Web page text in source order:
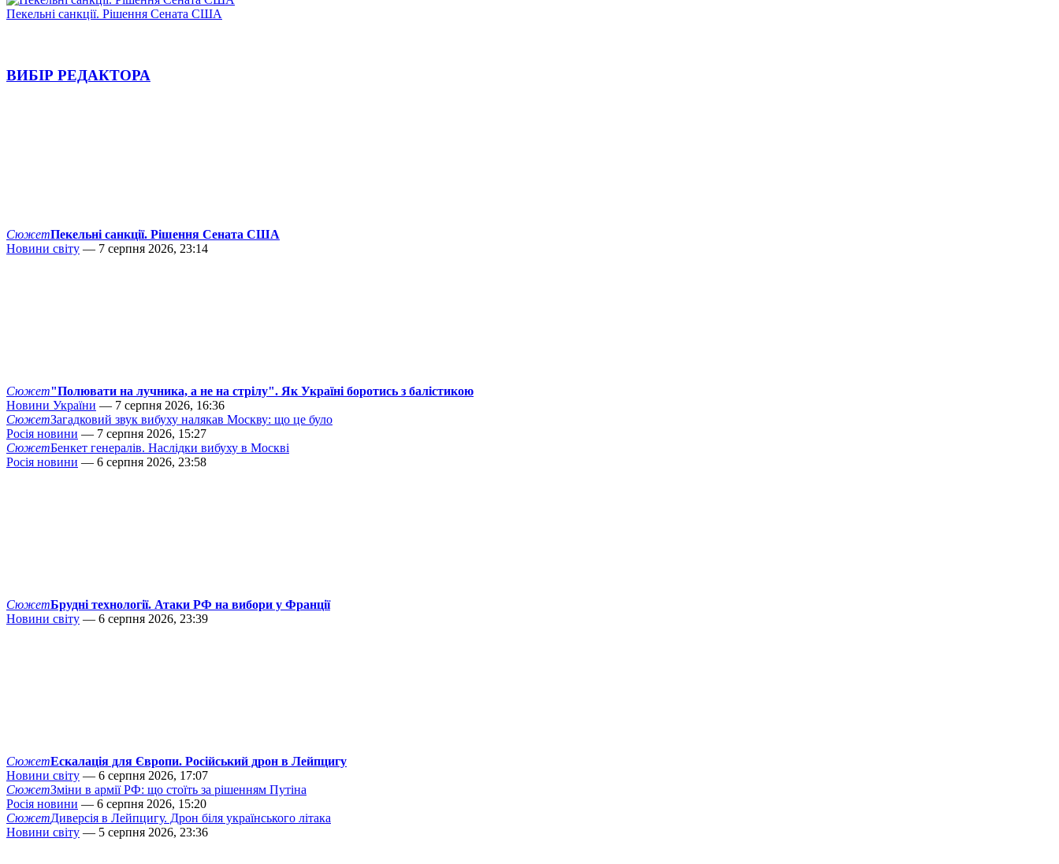
Пекельні санкції. Рішення Сената США
ВИБІР РЕДАКТОРА
СюжетПекельні санкції. Рішення Сената США
Новини світу — 7 серпня 2026, 23:14
Сюжет"Полювати на лучника, а не на стрілу". Як Україні боротись з балістикою
Новини України — 7 серпня 2026, 16:36
СюжетЗагадковий звук вибуху налякав Москву: що це було
Росія новини — 7 серпня 2026, 15:27
СюжетБенкет генералів. Наслідки вибуху в Москві
Росія новини — 6 серпня 2026, 23:58
СюжетБрудні технології. Атаки РФ на вибори у Франції
Новини світу — 6 серпня 2026, 23:39
СюжетЕскалація для Європи. Російський дрон в Лейпцигу
Новини світу — 6 серпня 2026, 17:07
СюжетЗміни в армії РФ: що стоїть за рішенням Путіна
Росія новини — 6 серпня 2026, 15:20
СюжетДиверсія в Лейпцигу. Дрон біля українського літака
Новини світу — 5 серпня 2026, 23:36